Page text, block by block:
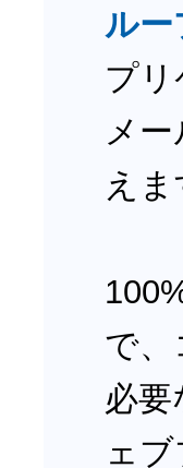
ルー
プ
メ
え
で
必
ェ